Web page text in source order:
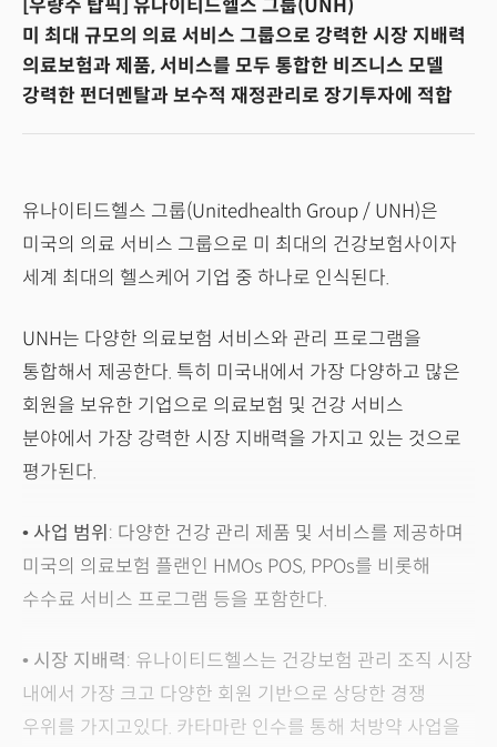
[우량주 탑픽] 유나이티드헬스 그룹(UNH)
미 최대 규모의 의료 서비스 그룹으로 강력한 시장 지배력
의료보험과 제품, 서비스를 모두 통합한 비즈니스 모델
강력한 펀더멘탈과 보수적 재정관리로 장기투자에 적합
유나이티드헬스 그룹(Unitedhealth Group / UNH)은
미국의 의료 서비스 그룹으로 미 최대의 건강보험사이자
세계 최대의 헬스케어 기업 중 하나로 인식된다.
UNH는 다양한 의료보험 서비스와 관리 프로그램을
통합해서 제공한다. 특히 미국내에서 가장 다양하고 많은
회원을 보유한 기업으로 의료보험 및 건강 서비스
분야에서 가장 강력한 시장 지배력을 가지고 있는 것으로
평가된다.
• 사업 범위 : 다양한 건강 관리 제품 및 서비스를 제공하며
미국의 의료보험 플랜인 HMOs POS, PPOs를 비롯해
수수료 서비스 프로그램 등을 포함한다.
• 시장 지배력: 유나이티드헬스는 건강보험 관리 조직 시장
내에서 가장 크고 다양한 회원 기반으로 상당한 경쟁
우위를 가지고있다. 카타마란 인수를 통해 처방약 사업을